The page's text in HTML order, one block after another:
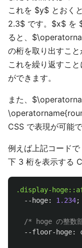
これを $y$ とおく
2.3$ です。$x$ を
ると、
の桁を取り出すこと
これを繰り返すこ
ができます。
また、
CSS で表現が可能で
例えば上記コードで
下 3 桁を表示する
.display-hoge
--hoge: 1.234;
/* hoge の整数
--floor-hoge: